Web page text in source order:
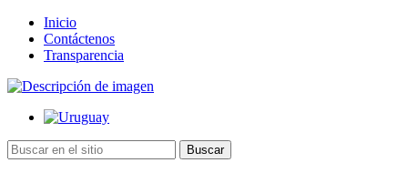
Inicio
Contáctenos
Transparencia